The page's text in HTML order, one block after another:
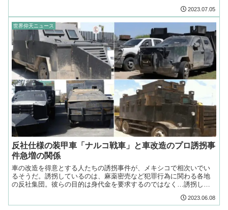
2023.07.05
世界仰天ニュース
反社仕様の装甲車「ナルコ戦車」と車改造のプロ誘拐事
件急増の関係
車の改造を得意とする人たちの誘拐事件が、メキシコで相次いでい
るそうだ。誘拐しているのは、麻薬密売など犯罪行為に関わる各地
の反社集団。彼らの目的は身代金を要求するのではなく…誘拐した
2023.06.08